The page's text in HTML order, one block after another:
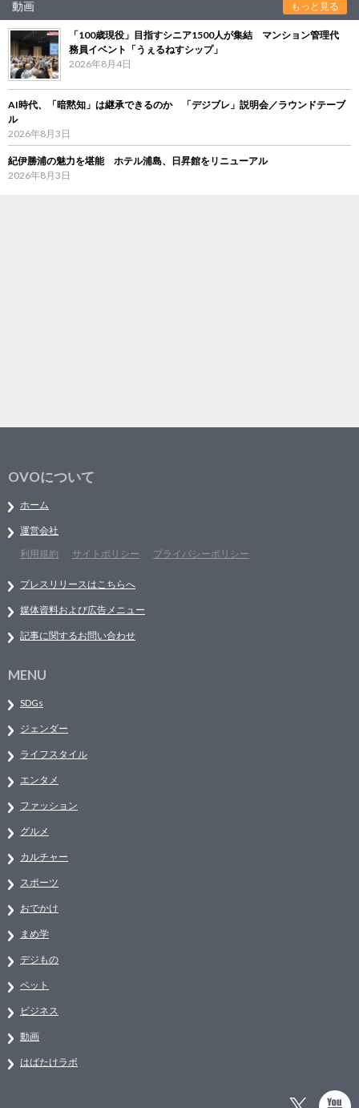
動画 もっと見る
「100歳現役」目指すシニア1500人が集結 マンション管理代
務員イベント「うぇるねすシップ」
2026年8月4日
AI時代、「暗黙知」は継承できるのか 「デジブレ」説明会／ラウンドテーブ
ル
2026年8月3日
紀伊勝浦の魅力を堪能 ホテル浦島、日昇館をリニューアル
2026年8月3日
OVOについて
ホーム
運営会社
利用規約
サイトポリシー プライバシーポリシー
プレスリリースはこちらへ
媒体資料および広告メニュー
記事に関するお問い合わせ
MENU
SDGs
ジェンダー
ライフスタイル
エンタメ
ファッション
グルメ
カルチャー
スポーツ
おでかけ
まめ学
デジもの
ペット
ビジネス
動画
はばたけラボ